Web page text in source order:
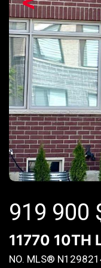
919 900
11770 10TH
NO. MLS®